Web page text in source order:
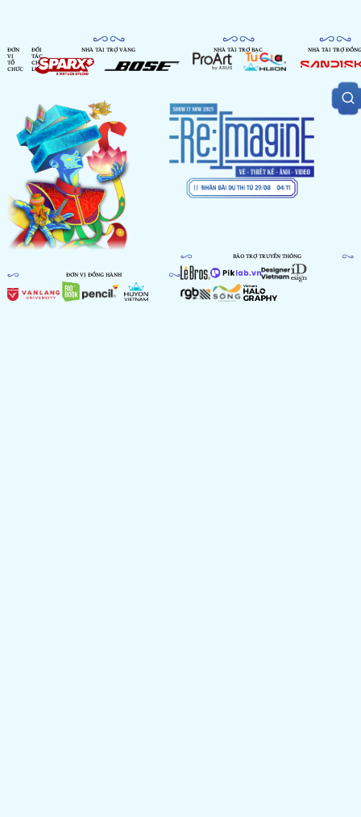
ĐƠN
VỊ
TỔ
CHỨC
ĐỐI
TÁC
CHIẾN
LƯỢC
NHÀ TÀI TRỢ VÀNG NHÀ TÀI TRỢ BẠC NHÀ TÀI TRỢ ĐỒNG
ĐƠN VỊ ĐỒNG HÀNH
BẢO TRỢ TRUYỀN THÔNG